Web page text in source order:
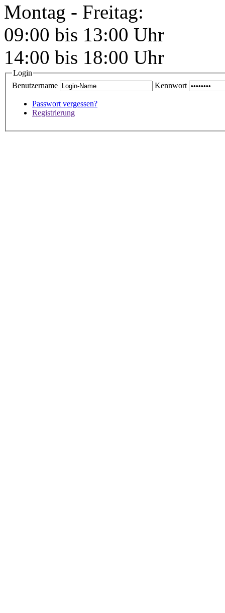
Montag - Freitag:
09:00 bis 13:00 Uhr
14:00 bis 18:00 Uhr
Login
Benutzername
Kennwort
Passwort vergessen?
Registrierung